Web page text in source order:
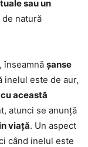
sau un
de natură
înseamnă șanse
inelul este de aur,
această
atunci se anunță
viață. Un aspect
când inelul este